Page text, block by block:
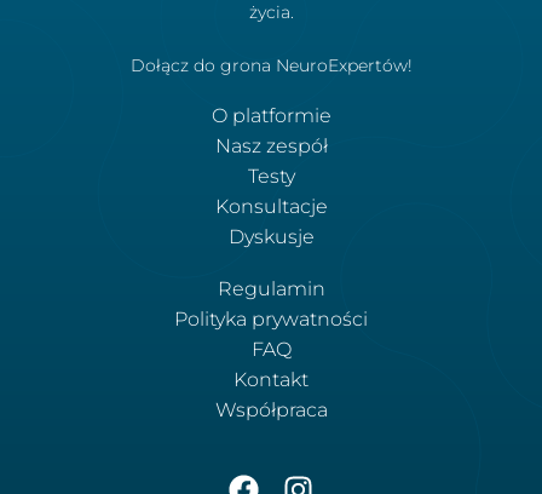
życia.
Dołącz do grona NeuroExpertów!
O platformie
Nasz zespół
Testy
Konsultacje
Dyskusje
Regulamin
Polityka prywatności
FAQ
Kontakt
Współpraca